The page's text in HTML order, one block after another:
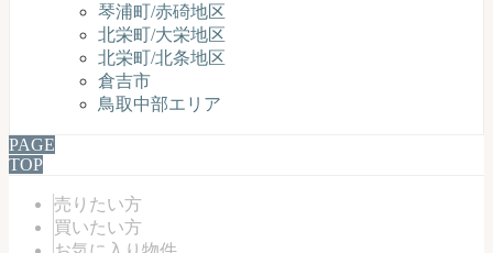
琴浦町/赤碕地区
北栄町/大栄地区
北栄町/北条地区
倉吉市
鳥取中部エリア
PAGE
TOP
売りたい方
買いたい方